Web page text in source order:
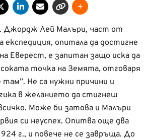
Джордж Лей Малъри, част от
експедиция, опитала да достигне
Еверест, е запитан защо иска да
точка на Земята, отговаря
Не са нужни причини и
в желанието да стигнеш
Може би затова и Малъри
си неуспех. Опитва още два
г., и повече не се завръща. До